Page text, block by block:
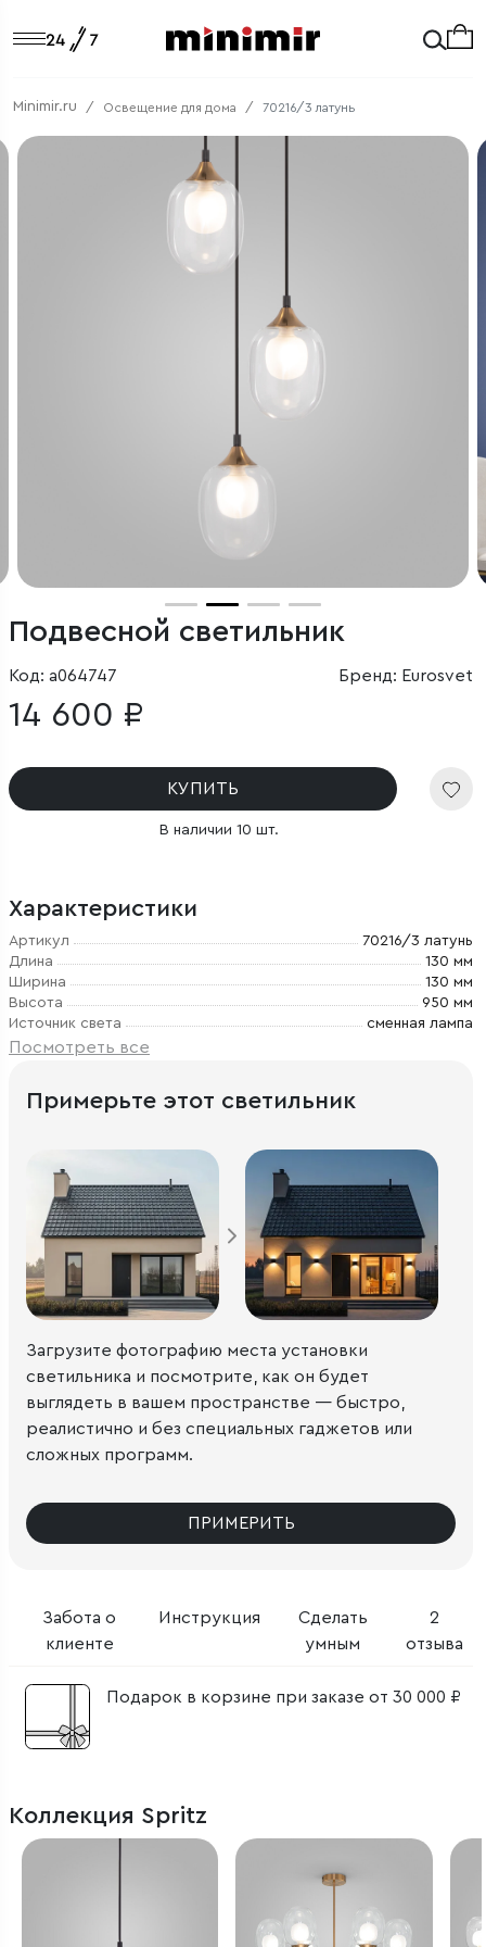
Minimir.ru Освещение для дома 70216/3 латунь
Подвесной светильник
Код: a064747 Бренд: Eurosvet
14 600 ₽
КУПИТЬ
В наличии 10 шт.
Характеристики
Артикул
70216/3 латунь
Длина
130 мм
Ширина
130 мм
Высота
950 мм
Источник света
сменная лампа
Посмотреть все
Забота о
клиенте
Инструкция
Сделать
умным
2
отзыва
Подарок в корзине при заказе от 30 000 ₽
Примерьте этот светильник
Загрузите фотографию места установки
светильника и посмотрите, как он будет
выглядеть в вашем пространстве — быстро,
реалистично и без специальных гаджетов или
сложных программ.
ПРИМЕРИТЬ
Коллекция Spritz